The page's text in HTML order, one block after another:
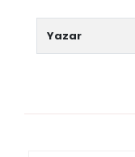
Yazar